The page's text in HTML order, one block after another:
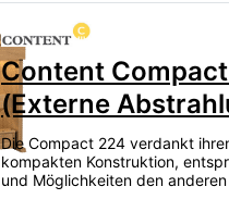
Content
(Externe
Die Compact 224 verdankt
kompakten Konstruktion,
und Möglichkeiten den